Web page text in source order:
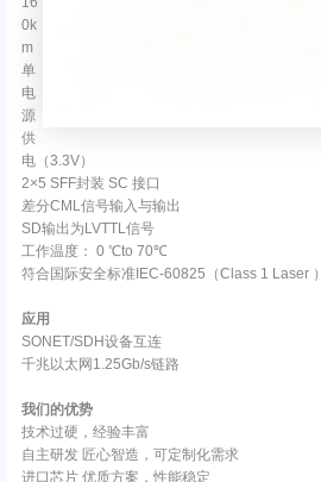
0k
m
单
电
源
供
电（3.3V）
2×5 SFF封装 SC 接口
差分CML信号输入与输出
SD输出为LVTTL信号
工作温度： 0 ℃to 70℃
符合国际安全标准IEC-60825（Class 1 Laser ）
应用
SONET/SDH设备互连
千兆以太网1.25Gb/s链路
我们的优势
技术过硬，经验丰富
自主研发 匠心智造，可定制化需求
进口芯片 优质方案，性能稳定